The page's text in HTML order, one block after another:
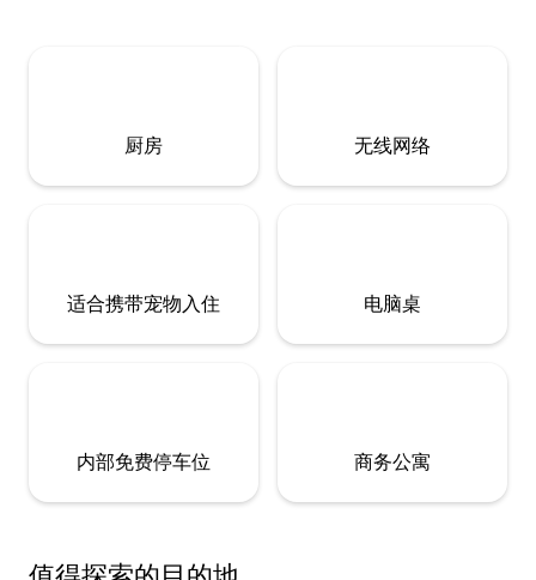
厨房 无线网络
适合携带宠物入住 电脑桌
内部免费停车位 商务公寓